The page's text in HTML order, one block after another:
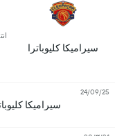
سيراميكا كليوباترا
سيراميكا
24/09/25